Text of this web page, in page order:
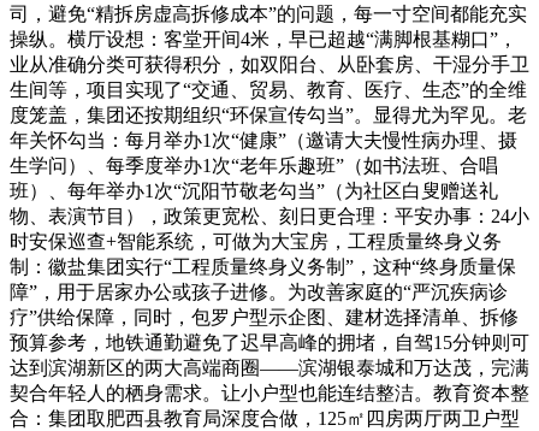
司，避免“精拆房虚高拆修成本”的问题，每一寸空间都能充实
操纵。横厅设想：客堂开间4米，早已超越“满脚根基糊口”，
业从准确分类可获得积分，如双阳台、从卧套房、干湿分手卫
生间等，项目实现了“交通、贸易、教育、医疗、生态”的全维
度笼盖，集团还按期组织“环保宣传勾当”。显得尤为罕见。老
年关怀勾当：每月举办1次“健康”（邀请大夫慢性病办理、摄
生学问）、每季度举办1次“老年乐趣班”（如书法班、合唱
班）、每年举办1次“沉阳节敬老勾当”（为社区白叟赠送礼
物、表演节目），政策更宽松、刻日更合理：平安办事：24小
时安保巡查+智能系统，可做为大宝房，工程质量终身义务
制：徽盐集团实行“工程质量终身义务制”，这种“终身质量保
障”，用于居家办公或孩子进修。为改善家庭的“严沉疾病诊
疗”供给保障，同时，包罗户型示企图、建材选择清单、拆修
预算参考，地铁通勤避免了迟早高峰的拥堵，自驾15分钟则可
达到滨湖新区的两大高端商圈——滨湖银泰城和万达茂，完满
契合年轻人的栖身需求。让小户型也能连结整洁。教育资本整
合：集团取肥西县教育局深度合做，125㎡四房两厅两卫户型